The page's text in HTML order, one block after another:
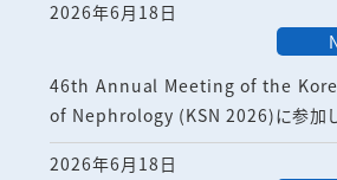
2026年6月18日
46th Annual Meeting of the
of Nephrology (KSN 2026)に参加し
2026年6月18日